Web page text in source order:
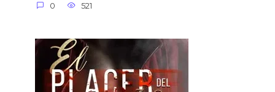
0 521